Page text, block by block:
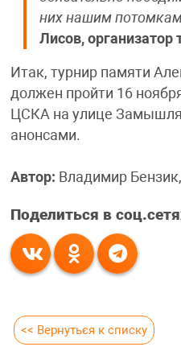
них нашим
Лисов, организатор
Итак, турнир памяти
должен пройти 16
ЦСКА на улице
анонсами.
Автор: Владимир
Поделиться в
<< Вернуться к списку